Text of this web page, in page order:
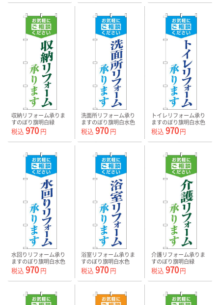
収納リフォーム承りま
すのぼり旗明白緑
0350098IN
税込 970 円
洗面所リフォーム承り
ますのぼり旗明白水色
0350074IN
税込 970円
トイレリフォーム承り
ますのぼり旗明白水色
0350075IN
税込 970円
水回りリフォーム承り
ますのぼり旗明白水色
0350076IN
税込 970 円
浴室リフォーム承りま
すのぼり旗明白水色
0350077IN
税込 970円
介護リフォーム承りま
すのぼり旗明白緑
0350078IN
税込 970円